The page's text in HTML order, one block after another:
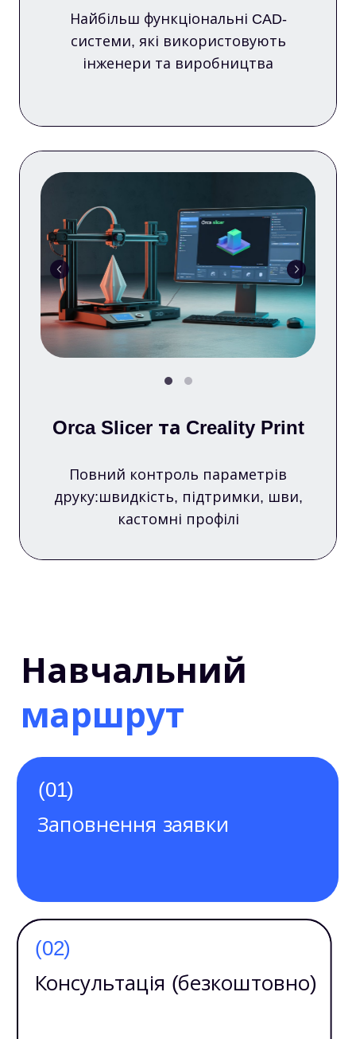
Найбільш функціональні CAD-
системи, які використовують
інженери та виробництва
Orca Slicer та Creality Print
Повний контроль параметрів
друку:швидкість, підтримки, шви,
кастомні профілі
Навчальний
маршрут
(02)
(01)
Заповнення заявки
Консультація (безкоштовно)